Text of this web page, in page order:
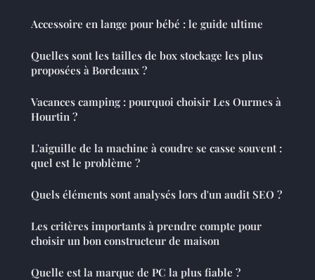
Accessoire en lange pour bébé : le guide ultime
Quelles sont les tailles de box stockage les plus
proposées à Bordeaux ?
Vacances camping : pourquoi choisir Les Ourmes à
Hourtin ?
L'aiguille de la machine à coudre se casse souvent :
quel est le problème ?
Quels éléments sont analysés lors d'un audit SEO ?
Les critères importants à prendre compte pour
choisir un bon constructeur de maison
Quelle est la marque de PC la plus fiable ?